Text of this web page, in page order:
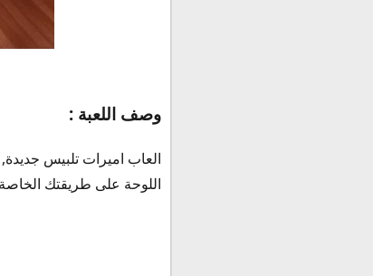
وصف اللعبة :
العاب اميرات تلبيس
اللوحة على طريقتك